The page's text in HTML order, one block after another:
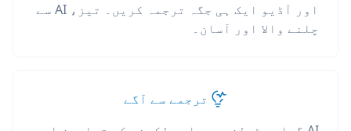
اور آڈیو ایک ہی جگہ ترجمہ کریں۔ تیز، AI سے
چلنے والا اور آسان۔
ترجمے سے آگے